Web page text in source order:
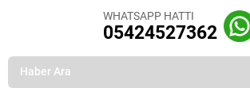
WHATSAPP HATTI
05424527362